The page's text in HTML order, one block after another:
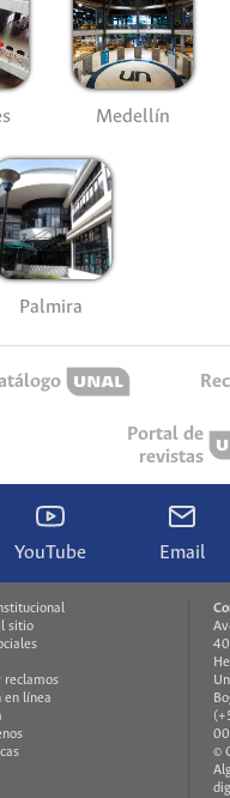
Medellín
Palmira
Portal de
revistas
YouTube Email
sitio
reclamos
en línea
©